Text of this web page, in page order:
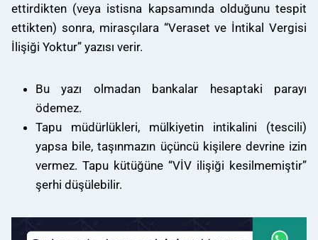
ettirdikten (veya istisna kapsamında olduğunu tespit
ettikten) sonra, mirasçılara “Veraset ve İntikal Vergisi
İlişiği Yoktur” yazısı verir.
Bu yazı olmadan bankalar hesaptaki parayı
ödemez.
Tapu müdürlükleri, mülkiyetin intikalini (tescili)
yapsa bile, taşınmazın üçüncü kişilere devrine izin
vermez. Tapu kütüğüne “VİV ilişiği kesilmemiştir”
şerhi düşülebilir.